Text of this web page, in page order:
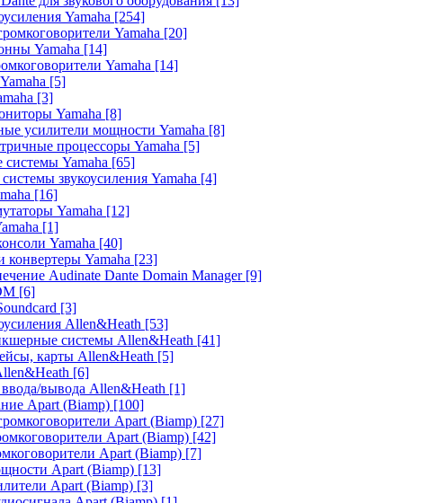
Yamaha [254]
Yamaha [20]
Yamaha [14]
Yamaha [14]
[5]
[3]
Yamaha [8]
усилители мощности Yamaha [8]
процессоры Yamaha [5]
системы Yamaha [65]
звукоусиления Yamaha [4]
[16]
Yamaha [12]
[1]
Yamaha [40]
Yamaha [23]
Audinate Dante Domain Manager [9]
[6]
[3]
Allen&Heath [53]
системы Allen&Heath [41]
карты Allen&Heath [5]
[6]
вывода Allen&Heath [1]
Apart (Biamp) [100]
Apart (Biamp) [27]
Apart (Biamp) [42]
Apart (Biamp) [7]
Apart (Biamp) [13]
Apart (Biamp) [3]